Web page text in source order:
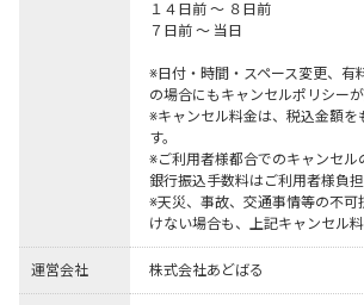
１４日前 ～ ８日前	　 　　　　　  80%
７日前 ～ 当日	              　　　　　 100%
※日付・時間・スペース変更、有
の場合にもキャンセルポリシーが
※キャンセル料金は、税込金額を
す。
※ご利用者様都合でのキャンセル
銀行振込手数料はご利用者様負担
※天災、事故、交通事情等の不可
けない場合も、上記キャンセル料
運営会社 株式会社あどばる